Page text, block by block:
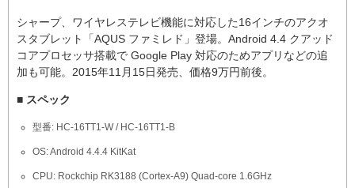
シャープ、ワイヤレステレビ機能に対応した16インチのアクオ
スタブレット「AQUS ファミレド」登場。Android 4.4 クアッド
コアプロセッサ搭載で Google Play 対応のためアプリなどの追
加も可能。2015年11月15日発売、価格9万円前後。
■ スペック
型番: HC-16TT1-W / HC-16TT1-B
OS: Android 4.4.4 KitKat
CPU: Rockchip RK3188 (Cortex-A9) Quad-core 1.6GHz